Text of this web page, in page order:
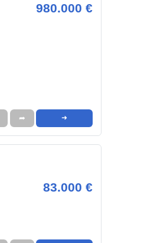
980.000 €
➦ ➜
83.000 €